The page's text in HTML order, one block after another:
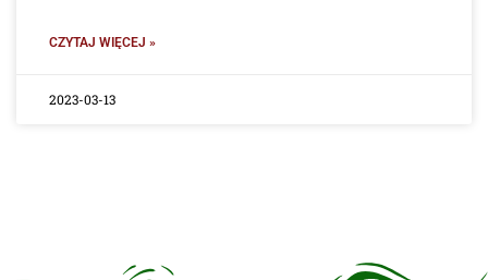
CZYTAJ WIĘCEJ »
2023-03-13